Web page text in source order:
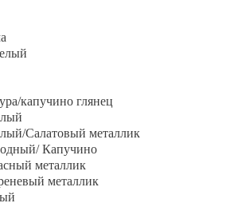
капучино глянец
Салатовый металлик
Капучино
металлик
металлик